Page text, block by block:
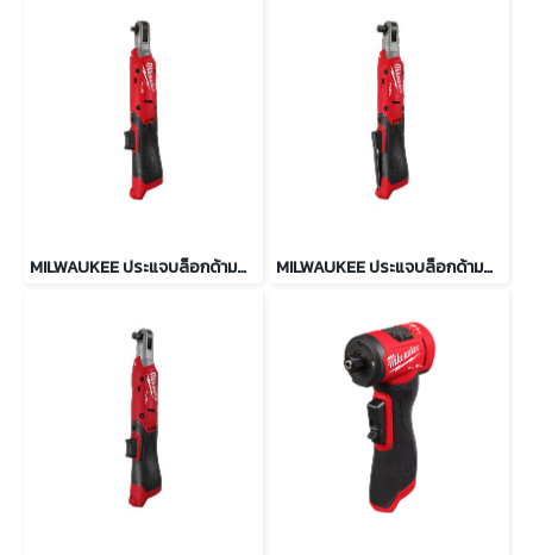
MILWAUKEE ประแจบล็อกด้ามฟรี 1/4″ 61 Nm รุ่น M12 FIR14G2-0B0 MILWAUKEE ประแจบล็อกด้ามฟรี 3/8″ 95 Nm รุ่น M12 FIR38G2-0B0